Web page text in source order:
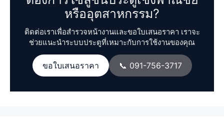
หรืออุตสาหกรรม?
ติดต่อเราเพื่อสำรวจหน้างานและขอใบเสนอราคา เราจะ
ช่วยแนะนำระบบประตูที่เหมาะกับการใช้งานของคุณ
ขอใบเสนอราคา 📞 091-756-3717